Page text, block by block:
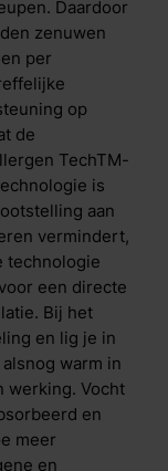
Deze
dit voel
De laag is
slaapt.
je verzekerd
nacht.De
op
vrij.
het matras
altijd fris.
De Cool
enkel in
Daardoor
zenuwen
per
op
de
TechTM-
is
aan
vermindert,
technologie
een directe
Bij het
en lig je in
warm in
werking. Vocht
en
meer
en